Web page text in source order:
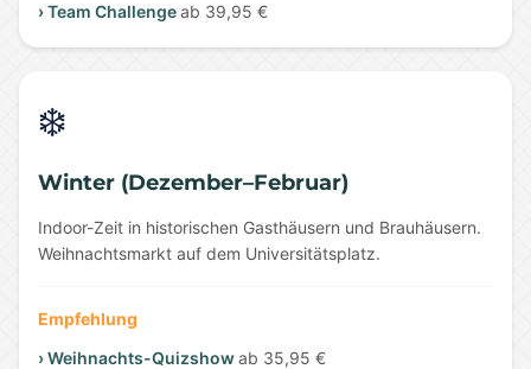
› Team Challengeab 39,95 €
❄️
Winter (Dezember–Februar)
Indoor-Zeit in historischen Gasthäusern und Brauhäusern.
Weihnachtsmarkt auf dem Universitätsplatz.
Empfehlung
› Weihnachts-Quizshowab 35,95 €